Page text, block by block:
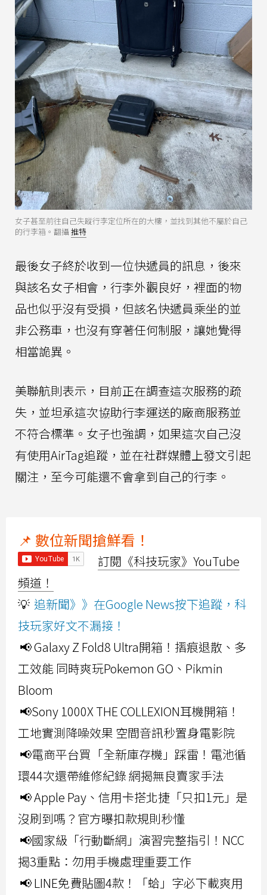
女子甚至前往自己失蹤行李定位所在的大樓，並找到其他不屬於自己
的行李箱。翻攝推特
最後女子終於收到一位快遞員的訊息，後來
與該名女子相會，行李外觀良好，裡面的物
品也似乎沒有受損，但該名快遞員乘坐的並
非公務車，也沒有穿著任何制服，讓她覺得
相當詭異。
美聯航則表示，目前正在調查這次服務的疏
失，並坦承這次協助行李運送的廠商服務並
不符合標準。女子也強調，如果這次自己沒
有使用AirTag追蹤，並在社群媒體上發文引起
關注，至今可能還不會拿到自己的行李。
📌 數位新聞搶鮮看！
訂閱《科技玩家》YouTube
頻道！
💡 追新聞》》在Google News按下追蹤，科
技玩家好文不漏接！
📢 Galaxy Z Fold8 Ultra開箱！摺痕退散、多
工效能 同時爽玩Pokemon GO、Pikmin
Bloom
📢Sony 1000X THE COLLEXION耳機開箱！
工地實測降噪效果 空間音訊秒置身電影院
📢電商平台買「全新庫存機」踩雷！電池循
環44次還帶維修紀錄 網揭無良賣家手法
📢 Apple Pay、信用卡搭北捷「只扣1元」是
沒刷到嗎？官方曝扣款規則秒懂
📢國家級「行動斷網」演習完整指引！NCC
揭3重點：勿用手機處理重要工作
📢 LINE免費貼圖4款！「蛤」字必下載爽用